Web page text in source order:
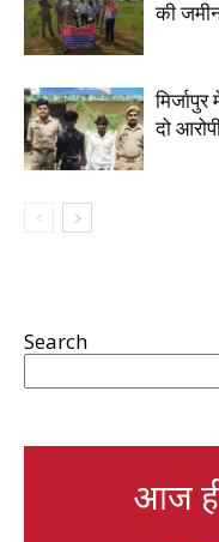
की
दो
Search
आज